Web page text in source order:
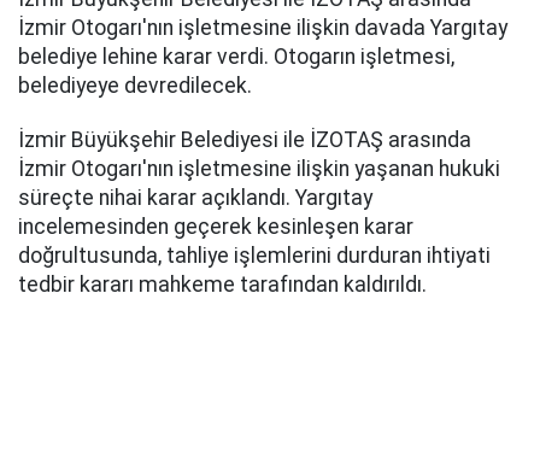
İzmir Otogarı'nın işletmesine ilişkin davada Yargıtay
belediye lehine karar verdi. Otogarın işletmesi,
belediyeye devredilecek.
İzmir Büyükşehir Belediyesi ile İZOTAŞ arasında
İzmir Otogarı'nın işletmesine ilişkin yaşanan hukuki
süreçte nihai karar açıklandı. Yargıtay
incelemesinden geçerek kesinleşen karar
doğrultusunda, tahliye işlemlerini durduran ihtiyati
tedbir kararı mahkeme tarafından kaldırıldı.